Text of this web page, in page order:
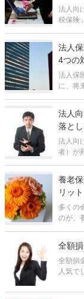
法人向
税保険
者や
した。
法人
4つの
法人保
に、将
かし
たとえ
法人
落と
法人向
者）が
の身に
被保険
養老
リット
多くの
のが、
とよ
きると
全額
全額損
人気で
るとい